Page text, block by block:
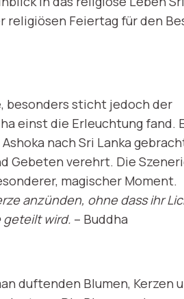
religiösen Feiertag für den
besonders sticht jedoch der
einst die Erleuchtung fand.
nach Sri Lanka
Gebeten verehrt. Die
magischer Moment.
anzünden, ohne dass ihr
geteilt wird. – Buddha
duftenden Blumen, Kerzen